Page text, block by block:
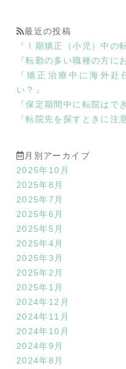
最近の投稿
『Ⅰ期矯正（小児）中の
『転勤の多い職種の方に
『矯正治療中に海外
い？』
『保定期間中に転院はで
『転院先を探すときに注
月別アーカイブ
2025年10月
2025年8月
2025年7月
2025年6月
2025年5月
2025年4月
2025年3月
2025年2月
2025年1月
2024年12月
2024年11月
2024年10月
2024年9月
2024年8月